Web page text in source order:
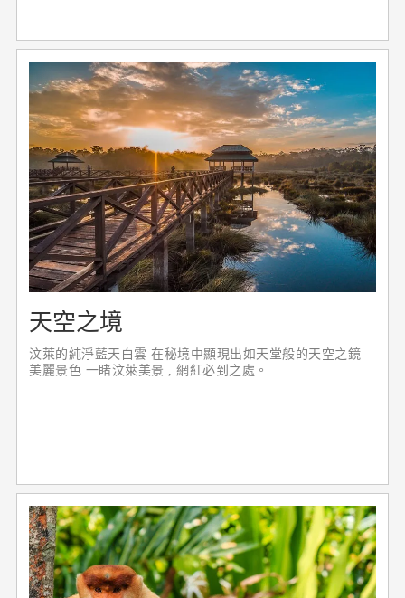
天空之境
汶萊的純淨藍天白雲 在秘境中顯現出如天堂般的天空之鏡
美麗景色 一睹汶萊美景 , 網紅必到之處。